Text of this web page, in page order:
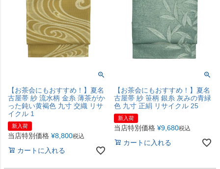
【お茶会にもおすすめ！】夏名
古屋帯 紗 流水柄 金糸 薄茶がか
った鈍い黄褐色 九寸 交織 リサ
イクル 1
新入荷
当店特別価格 ¥8,800税込
カートに入れる
【お茶会にもおすすめ！】夏名
古屋帯 紗 笹柄 銀糸 灰みの青緑
色 九寸 正絹 リサイクル 25
新入荷
当店特別価格 ¥9,680税込
カートに入れる